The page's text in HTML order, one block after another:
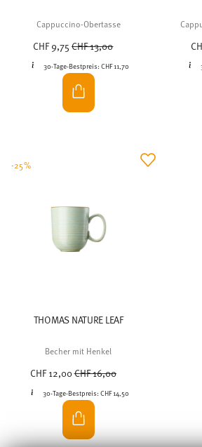
Cappuccino-Obertasse
CHF 9,75Price reduced from
CHF 13,00
30-Tage-Bestpreis: CHF 11,70
THOMAS NATURE LEAF
Becher mit Henkel
CHF 12,00Price reduced from
CHF 16,00
30-Tage-Bestpreis:CHF 14,50
-25%